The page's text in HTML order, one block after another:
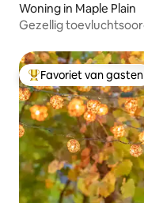
Woning in Maple Plain
Gezellig
Topfavoriet van
Favoriet van gasten